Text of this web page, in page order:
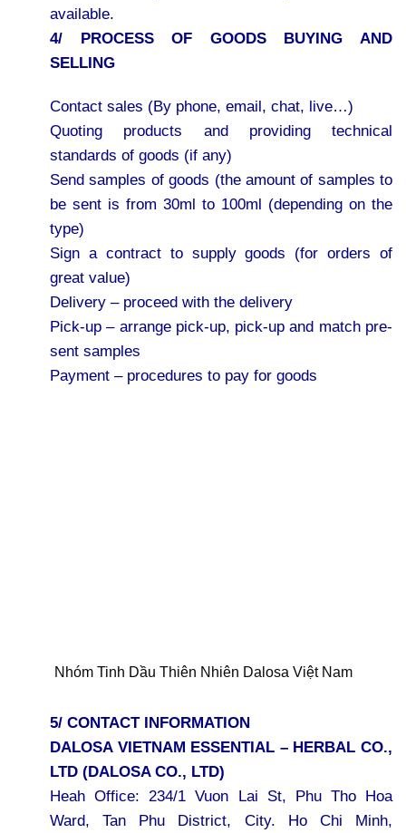
available.
4/ PROCESS OF GOODS BUYING AND
SELLING
Contact sales (By phone, email, chat, live…)
Quoting products and providing technical
standards of goods (if any)
Send samples of goods (the amount of samples to
be sent is from 30ml to 100ml (depending on the
type)
Sign a contract to supply goods (for orders of
great value)
Delivery – proceed with the delivery
Pick-up – arrange pick-up, pick-up and match pre-
sent samples
Payment – procedures to pay for goods
Nhóm Tinh Dầu Thiên Nhiên Dalosa Việt Nam
5/ CONTACT INFORMATION
DALOSA VIETNAM ESSENTIAL – HERBAL CO.,
LTD (DALOSA CO., LTD)
Heah Office: 234/1 Vuon Lai St, Phu Tho Hoa
Ward, Tan Phu District, City. Ho Chi Minh,